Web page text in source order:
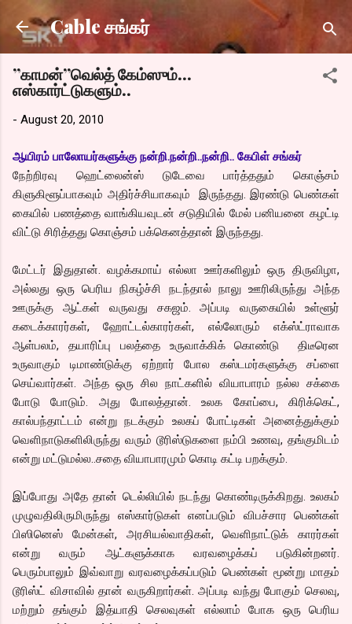
Skip to main content
Cable சங்கர்
”காமன்”வெல்த் கேம்ஸும்…
எஸ்கார்ட்டுகளும்..
- August 20, 2010
ஆயிரம் பாலோயர்களுக்கு நன்றி.நன்றி..நன்றி.. கேபிள் சங்கர்
நேற்றிரவு ஹெட்லைன்ஸ் டுடேவை பார்த்ததும் கொஞ்சம்
கிளுகிளூப்பாகவும் அதிர்ச்சியாகவும் இருந்தது. இரண்டு பெண்கள்
கையில் பணத்தை வாங்கியவுடன் சடுதியில் மேல் பனியனை கழட்டி
விட்டு சிரித்தது கொஞ்சம் பக்கெனத்தான் இருந்தது.
மேட்டர் இதுதான். வழக்கமாய் எல்லா ஊர்களிலும் ஒரு திருவிழா,
அல்லது ஒரு பெரிய நிகழ்ச்சி நடந்தால் நாலு ஊரிலிருந்து அந்த
ஊருக்கு ஆட்கள் வருவது சகஜம். அப்படி வருகையில் உள்ளூர்
கடைக்காரர்கள், ஹோட்டல்காரர்கள், எல்லோரும் எக்ஸ்ட்ராவாக
ஆள்பலம், தயாரிப்பு பலத்தை உருவாக்கிக் கொண்டு திடீரென
உருவாகும் டிமாண்டுக்கு ஏற்றார் போல கஸ்டமர்களுக்கு சப்ளை
செய்வார்கள். அந்த ஒரு சில நாட்களில் வியாபாரம் நல்ல சக்கை
போடு போடும். அது போலத்தான். உலக கோப்பை, கிரிக்கெட்,
கால்பந்தாட்டம் என்று நடக்கும் உலகப் போட்டிகள் அனைத்துக்கும்
வெளிநாடுகளிலிருந்து வரும் டூரிஸ்டுகளை நம்பி உணவு, தங்குமிடம்
என்று மட்டுமல்ல..சதை வியாபாரமும் கொடி கட்டி பறக்கும்.
இப்போது அதே தான் டெல்லியில் நடந்து கொண்டிருக்கிறது. உலகம்
முழுவதிலிருமிருந்து எஸ்கார்டுகள் எனப்படும் விபச்சார பெண்கள்
பிஸினெஸ் மேன்கள், அரசியல்வாதிகள், வெளிநாட்டுக் காரர்கள்
என்று வரும் ஆட்களுக்காக வரவழைக்கப் படுகின்றனர்.
பெரும்பாலும் இவ்வாறு வரவழைக்கப்படும் பெண்கள் மூன்று மாதம்
டூரிஸ்ட் விசாவில் தான் வருகிறார்கள். அப்படி வந்து போகும் செலவு,
மற்றும் தங்கும் இத்யாதி செலவுகள் எல்லாம் போக ஒரு பெரிய